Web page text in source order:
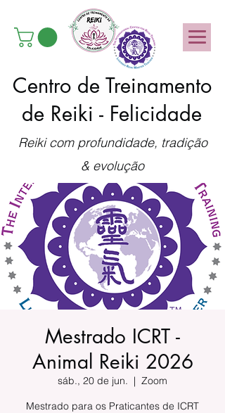
Centro de Treinamento
de Reiki - Felicidade
Reiki com profundidade, tradição
& evolução
Mestrado ICRT -
Animal Reiki 2026
sáb., 20 de jun.
  |
Zoom
Mestrado para os Praticantes de ICRT